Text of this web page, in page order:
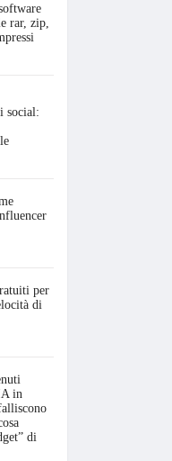
rar, zip,
social:
per
di
in
di